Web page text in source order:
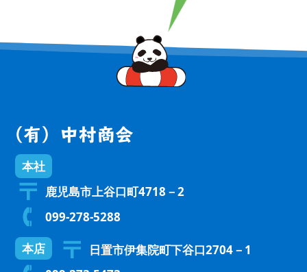
本社
鹿児島市上谷口町4718－2
099-278-5288
本店
日置市伊集院町下谷口2704－1